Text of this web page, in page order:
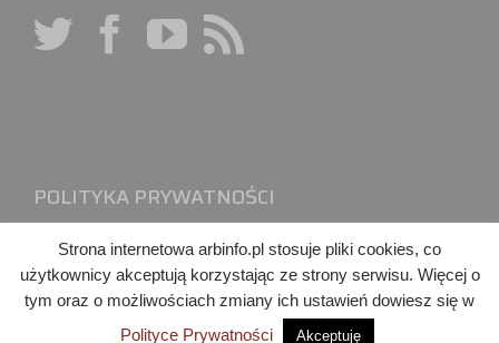
POLITYKA PRYWATNOŚCI
Strona internetowa arbinfo.pl stosuje pliki cookies, co
użytkownicy akceptują korzystając ze strony serwisu. Więcej o
tym oraz o możliwościach zmiany ich ustawień dowiesz się w
Polityce Prywatności
Akceptuję